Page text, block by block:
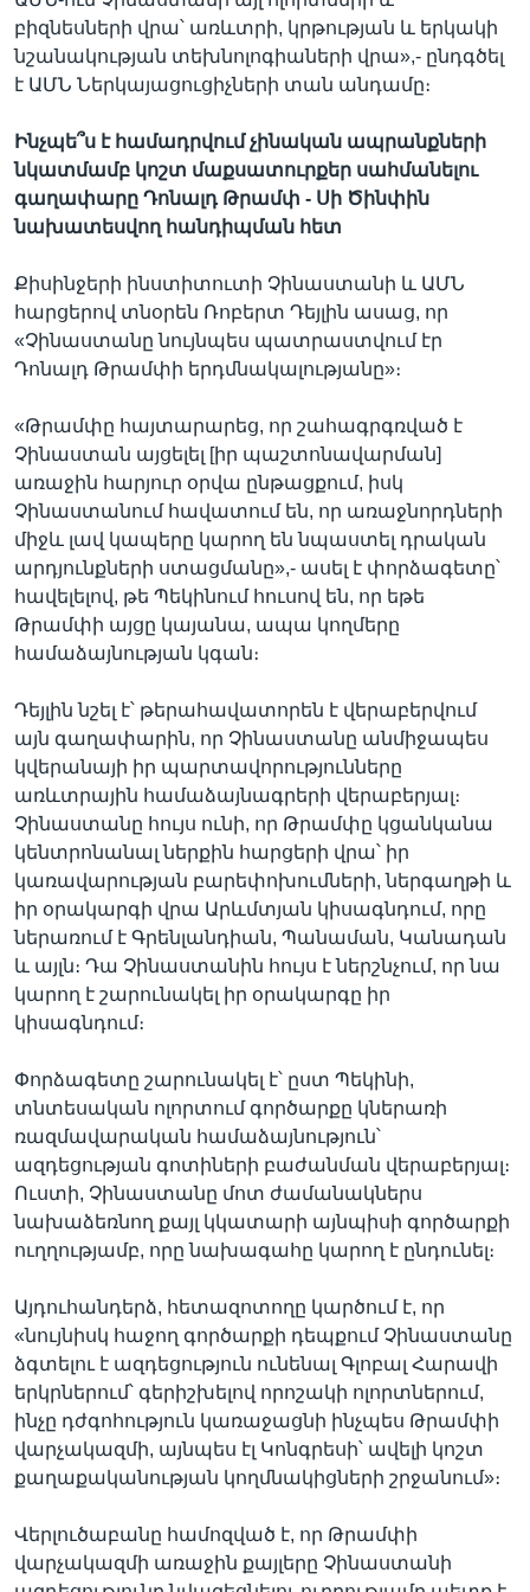
բիզնեսների վրա՝ առևտրի, կրթության և երկակի
նշանակության տեխնոլոգիաների վրա»,- ընդգծել
է ԱՄՆ Ներկայացուցիչների տան անդամը։
Ինչպե՞ս է համադրվում չինական ապրանքների
նկատմամբ կոշտ մաքսատուրքեր սահմանելու
գաղափարը Դոնալդ Թրամփ - Սի Ծինփին
նախատեսվող հանդիպման հետ
Քիսինջերի ինստիտուտի Չինաստանի և ԱՄՆ
հարցերով տնօրեն Ռոբերտ Դեյլին ասաց, որ
«Չինաստանը նույնպես պատրաստվում էր
Դոնալդ Թրամփի երդմնակալությանը»։
«Թրամփը հայտարարեց, որ շահագրգռված է
Չինաստան այցելել [իր պաշտոնավարման]
առաջին հարյուր օրվա ընթացքում, իսկ
Չինաստանում հավատում են, որ առաջնորդների
միջև լավ կապերը կարող են նպաստել դրական
արդյունքների ստացմանը»,- ասել է փորձագետը՝
հավելելով, թե Պեկինում հուսով են, որ եթե
Թրամփի այցը կայանա, ապա կողմերը
համաձայնության կգան։
Դեյլին նշել է՝ թերահավատորեն է վերաբերվում
այն գաղափարին, որ Չինաստանը անմիջապես
կվերանայի իր պարտավորությունները
առևտրային համաձայնագրերի վերաբերյալ։
Չինաստանը հույս ունի, որ Թրամփը կցանկանա
կենտրոնանալ ներքին հարցերի վրա՝ իր
կառավարության բարեփոխումների, ներգաղթի և
իր օրակարգի վրա Արևմտյան կիսագնդում, որը
ներառում է Գրենլանդիան, Պանաման, Կանադան
և այլն։ Դա Չինաստանին հույս է ներշնչում, որ նա
կարող է շարունակել իր օրակարգը իր
կիսագնդում։
Փորձագետը շարունակել է՝ ըստ Պեկինի,
տնտեսական ոլորտում գործարքը կներառի
ռազմավարական համաձայնություն՝
ազդեցության գոտիների բաժանման վերաբերյալ։
Ուստի, Չինաստանը մոտ ժամանակներս
նախաձեռնող քայլ կկատարի այնպիսի գործարքի
ուղղությամբ, որը նախագահը կարող է ընդունել։
Այդուհանդերձ, հետազոտողը կարծում է, որ
«նույնիսկ հաջող գործարքի դեպքում Չինաստանը
ձգտելու է ազդեցություն ունենալ Գլոբալ Հարավի
երկրներում՝ գերիշխելով որոշակի ոլորտներում,
ինչը դժգոհություն կառաջացնի ինչպես Թրամփի
վարչակազմի, այնպես էլ Կոնգրեսի՝ ավելի կոշտ
քաղաքականության կողմնակիցների շրջանում»։
Վերլուծաբանը համոզված է, որ Թրամփի
վարչակազմի առաջին քայլերը Չինաստանի